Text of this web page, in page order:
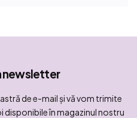
newsletter
de e-mail şi vă vom trimite
în magazinul nostru